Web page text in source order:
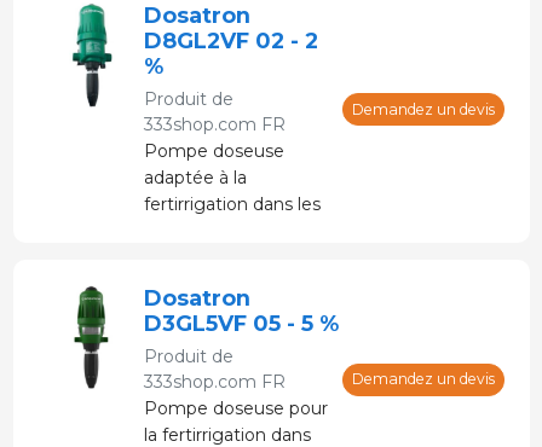
vitamines et des
minéraux, dans les
conduites d’eau.
Dosatron
D8GL2VF 02 - 2
%
Produit de
333shop.com FR
Pompe doseuse
adaptée à la
fertirrigation dans les
sous pression sans
électricité.
Demandez un devis
Dosatron
D3GL5VF 05 - 5 %
Produit de
333shop.com FR
Pompe doseuse pour
la fertirrigation dans
Demandez un devis